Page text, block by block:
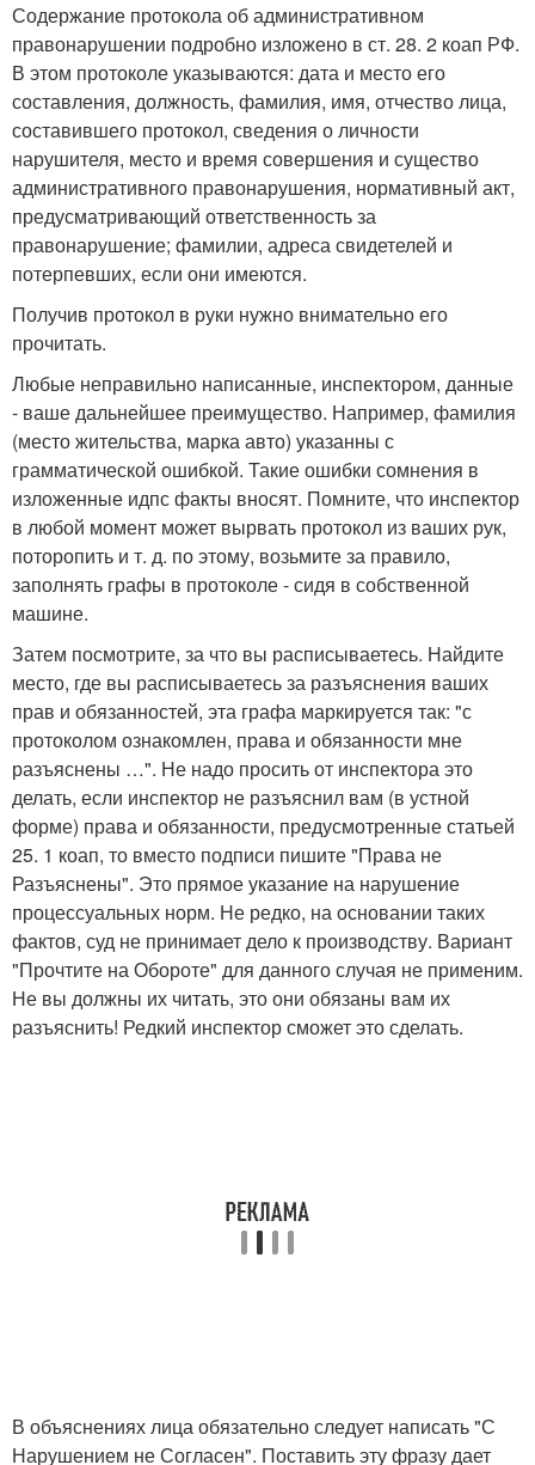
Содержание протокола об административном
правонарушении подробно изложено в ст. 28. 2 коап РФ.
В этом протоколе указываются: дата и место его
составления, должность, фамилия, имя, отчество лица,
составившего протокол, сведения о личности
нарушителя, место и время совершения и существо
административного правонарушения, нормативный акт,
предусматривающий ответственность за
правонарушение; фамилии, адреса свидетелей и
потерпевших, если они имеются.
Получив протокол в руки нужно внимательно его
прочитать.
Любые неправильно написанные, инспектором, данные
- ваше дальнейшее преимущество. Например, фамилия
(место жительства, марка авто) указанны с
грамматической ошибкой. Такие ошибки сомнения в
изложенные идпс факты вносят. Помните, что инспектор
в любой момент может вырвать протокол из ваших рук,
поторопить и т. д. по этому, возьмите за правило,
заполнять графы в протоколе - сидя в собственной
машине.
Затем посмотрите, за что вы расписываетесь. Найдите
место, где вы расписываетесь за разъяснения ваших
прав и обязанностей, эта графа маркируется так: "с
протоколом ознакомлен, права и обязанности мне
разъяснены …". Не надо просить от инспектора это
делать, если инспектор не разъяснил вам (в устной
форме) права и обязанности, предусмотренные статьей
25. 1 коап, то вместо подписи пишите "Права не
Разъяснены". Это прямое указание на нарушение
процессуальных норм. Не редко, на основании таких
фактов, суд не принимает дело к производству. Вариант
"Прочтите на Обороте" для данного случая не применим.
Не вы должны их читать, это они обязаны вам их
разъяснить! Редкий инспектор сможет это сделать.
В объяснениях лица обязательно следует написать "С
Нарушением не Согласен". Поставить эту фразу дает